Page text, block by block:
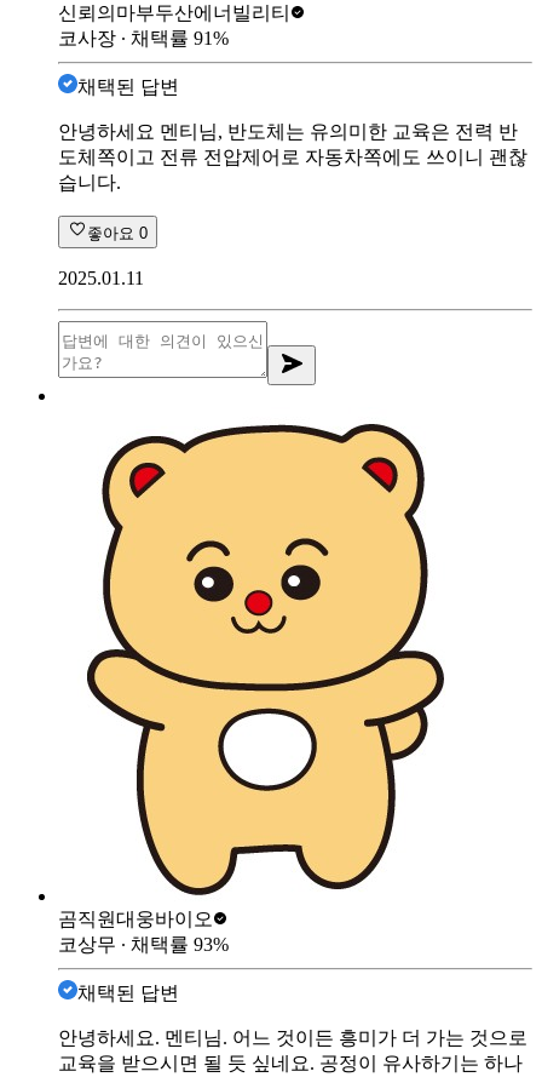
신뢰의마부두산에너빌리티
코사장 ∙ 채택률 91%
채택된 답변
안녕하세요 멘티님, 반도체는 유의미한 교육은 전력 반
도체쪽이고 전류 전압제어로 자동차쪽에도 쓰이니 괜찮
습니다.
좋아요 0
2025.01.11
곰직원대웅바이오
코상무 ∙ 채택률 93%
채택된 답변
안녕하세요. 멘티님. 어느 것이든 흥미가 더 가는 것으로
교육을 받으시면 될 듯 싶네요. 공정이 유사하기는 하나